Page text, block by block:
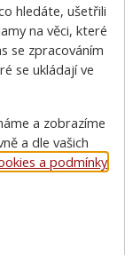
200g
tento formulář a
hledáte, ušetřili
na věci, které
se zpracováním
se ukládají ve
a zobrazíme
a dle vašich
a podmínky